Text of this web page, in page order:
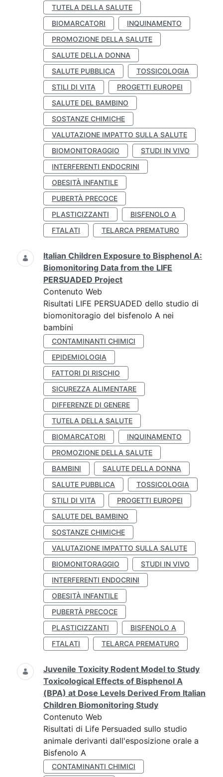
TUTELA DELLA SALUTE
BIOMARCATORI
INQUINAMENTO
PROMOZIONE DELLA SALUTE
SALUTE DELLA DONNA
SALUTE PUBBLICA
TOSSICOLOGIA
STILI DI VITA
PROGETTI EUROPEI
SALUTE DEL BAMBINO
SOSTANZE CHIMICHE
VALUTAZIONE IMPATTO SULLA SALUTE
BIOMONITORAGGIO
STUDI IN VIVO
INTERFERENTI ENDOCRINI
OBESITÀ INFANTILE
PUBERTÀ PRECOCE
PLASTICIZZANTI
BISFENOLO A
FTALATI
TELARCA PREMATURO
Italian Children Exposure to Bisphenol A:
Biomonitoring Data from the LIFE
PERSUADED Project
Contenuto Web
Risultati LIFE PERSUADED dello studio di
biomonitoragio del bisfenolo A nei
bambini
CONTAMINANTI CHIMICI
EPIDEMIOLOGIA
FATTORI DI RISCHIO
SICUREZZA ALIMENTARE
DIFFERENZE DI GENERE
TUTELA DELLA SALUTE
BIOMARCATORI
INQUINAMENTO
PROMOZIONE DELLA SALUTE
BAMBINI
SALUTE DELLA DONNA
SALUTE PUBBLICA
TOSSICOLOGIA
STILI DI VITA
PROGETTI EUROPEI
SALUTE DEL BAMBINO
SOSTANZE CHIMICHE
VALUTAZIONE IMPATTO SULLA SALUTE
BIOMONITORAGGIO
STUDI IN VIVO
INTERFERENTI ENDOCRINI
OBESITÀ INFANTILE
PUBERTÀ PRECOCE
PLASTICIZZANTI
BISFENOLO A
FTALATI
TELARCA PREMATURO
Juvenile Toxicity Rodent Model to Study
Toxicological Effects of Bisphenol A
(BPA) at Dose Levels Derived From Italian
Children Biomonitoring Study
Contenuto Web
Risultati di Life Persuaded sullo studio
animale derivanti dall'esposizione orale a
Bisfenolo A
CONTAMINANTI CHIMICI